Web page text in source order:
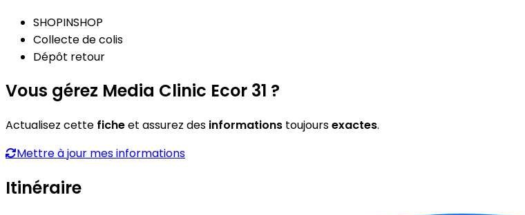
SHOPINSHOP
Collecte de colis
Dépôt retour
Vous gérez Media Clinic Ecor 31 ?
Actualisez cette ficheet assurez des informations toujoursexactes.
Mettre à jour mes informations
Itinéraire